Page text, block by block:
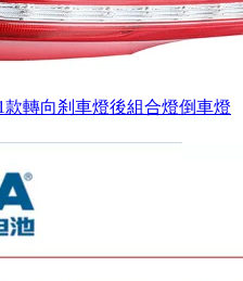
款轉向刹車燈後組合燈倒車燈